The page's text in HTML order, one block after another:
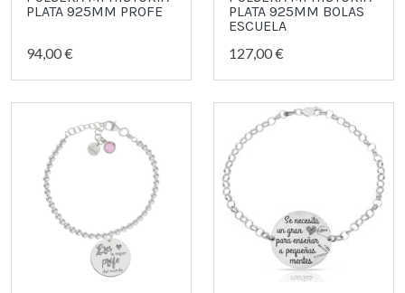
PLATA 925MM PROFE
94,00 €
PLATA 925MM BOLAS
ESCUELA
127,00 €